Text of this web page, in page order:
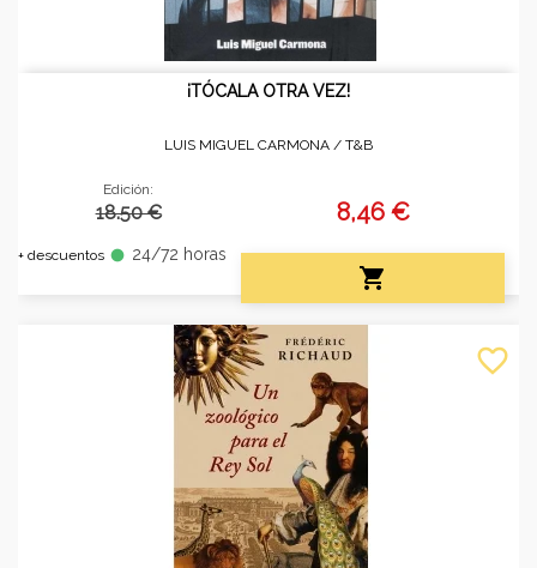
¡TÓCALA OTRA VEZ!
LUIS MIGUEL CARMONA / T&B
Edición:
18.50 €
+ descuentos fiber_manual_record 24/72 horas
8,46 €

favorite_border